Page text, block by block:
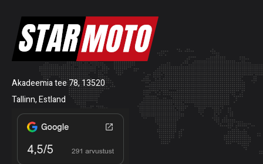
Akadeemia tee 78, 13520
Tallinn, Estland